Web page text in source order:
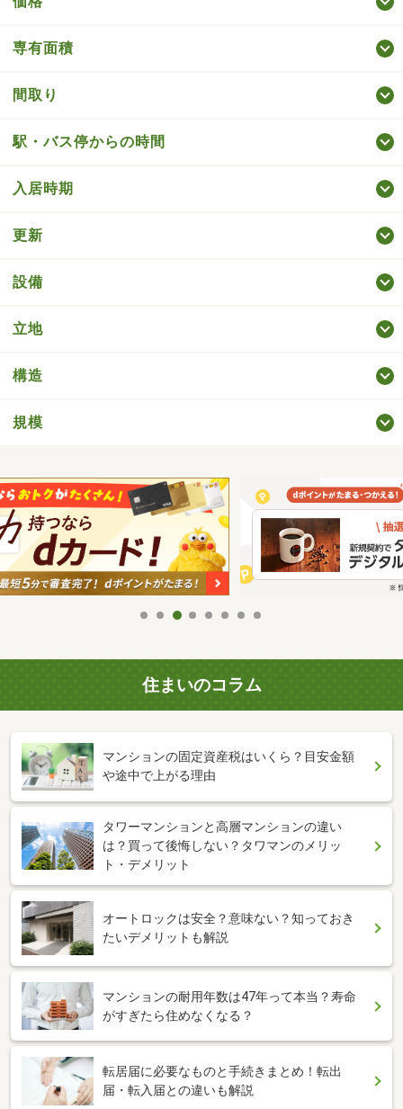
専有面積
間取り
駅・バス停からの時間
入居時期
更新
設備
立地
構造
規模
住まいのコラム
マンションの固定資産税はいくら？目安金額
や途中で上がる理由
タワーマンションと高層マンションの違い
は？買って後悔しない？タワマンのメリッ
ト・デメリット
オートロックは安全？意味ない？知っておき
たいデメリットも解説
マンションの耐用年数は47年って本当？寿命
がすぎたら住めなくなる？
転居届に必要なものと手続きまとめ！転出
届・転入届との違いも解説